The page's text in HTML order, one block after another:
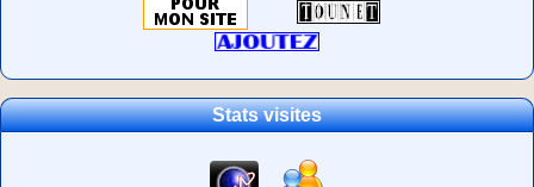
Stats visites